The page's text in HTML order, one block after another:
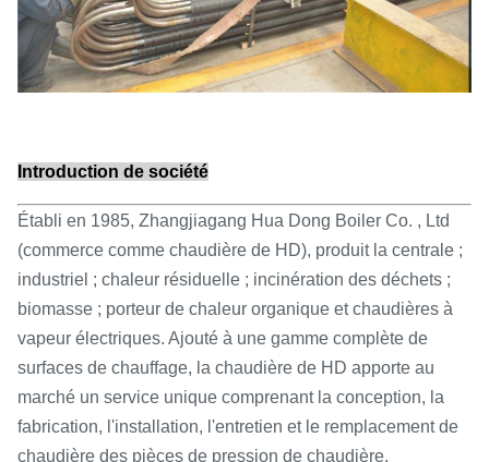
Introduction de société
Établi en 1985, Zhangjiagang Hua Dong Boiler Co. , Ltd
(commerce comme chaudière de HD), produit la centrale ;
industriel ; chaleur résiduelle ; incinération des déchets ;
biomasse ; porteur de chaleur organique et chaudières à
vapeur électriques. Ajouté à une gamme complète de
surfaces de chauffage, la chaudière de HD apporte au
marché un service unique comprenant la conception, la
fabrication, l'installation, l'entretien et le remplacement de
chaudière des pièces de pression de chaudière.